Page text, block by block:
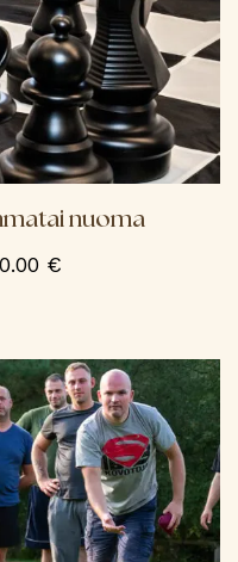
nuoma
€Price
through
90.00 €